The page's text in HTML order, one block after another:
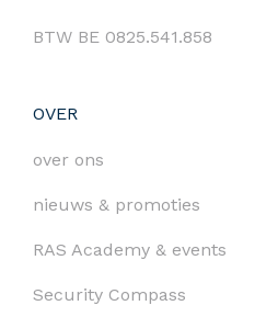
BTW BE 0825.541.858
OVER
over ons
nieuws & promoties
RAS Academy & events
Security Compass